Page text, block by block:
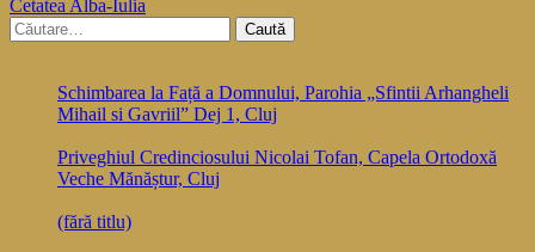
în
articole
Cetatea Alba-Iulia
Caută
după:
Schimbarea la Față a Domnului, Parohia „Sfintii Arhangheli
Mihail si Gavriil” Dej 1, Cluj
Priveghiul Credinciosului Nicolai Tofan, Capela Ortodoxă
Veche Mănăștur, Cluj
(fără titlu)